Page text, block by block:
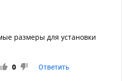
размеры для установки
0 Ответить